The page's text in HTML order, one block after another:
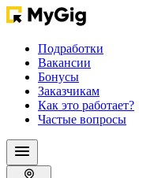
Подработки
Вакансии
Бонусы
Заказчикам
Как это работает?
Частые вопросы